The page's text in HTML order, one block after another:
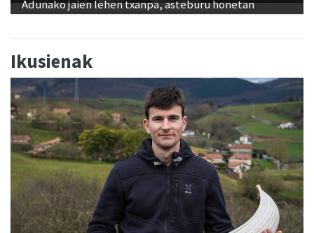
Adunako jaien lehen txanpa, asteburu honetan
Ikusienak